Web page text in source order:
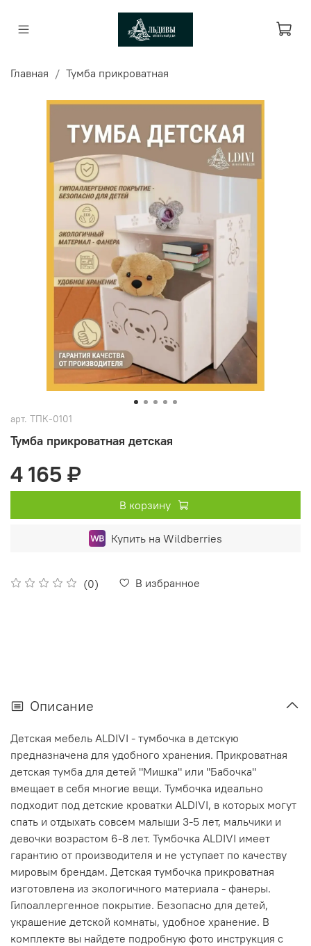
Главная Тумба прикроватная
арт. ТПК-0101
Тумба прикроватная детская
(0) В избранное
4 165 ₽
В корзину
Купить на Wildberries
Описание
Детская мебель ALDIVI - тумбочка в детскую
предназначена для удобного хранения. Прикроватная
детская тумба для детей "Мишка" или "Бабочка"
вмещает в себя многие вещи. Тумбочка идеально
подходит под детские кроватки ALDIVI, в которых могут
спать и отдыхать совсем малыши 3-5 лет, мальчики и
девочки возрастом 6-8 лет. Тумбочка ALDIVI имеет
гарантию от производителя и не уступает по качеству
мировым брендам. Детская тумбочка прикроватная
изготовлена из экологичного материала - фанеры.
Гипоаллергенное покрытие. Безопасно для детей,
украшение детской комнаты, удобное хранение. В
комплекте вы найдете подробную фото инструкция с